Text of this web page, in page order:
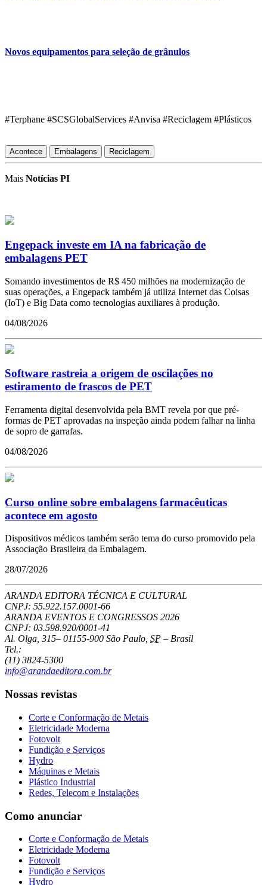
Novos equipamentos para seleção de grânulos
#Terphane #SCSGlobalServices #Anvisa #Reciclagem #Plásticos
Acontece Embalagens Reciclagem
Mais Notícias PI
Engepack investe em IA na fabricação de
embalagens PET
Somando investimentos de R$ 450 milhões na modernização de
suas operações, a Engepack também já utiliza Internet das Coisas
(IoT) e Big Data como tecnologias auxiliares à produção.
04/08/2026
Software rastreia a origem de oscilações no
estiramento de frascos de PET
Ferramenta digital desenvolvida pela BMT revela por que pré-
formas de PET aprovadas na inspeção ainda podem falhar na linha
de sopro de garrafas.
04/08/2026
Curso online sobre embalagens farmacêuticas
acontece em agosto
Dispositivos médicos também serão tema do curso promovido pela
Associação Brasileira da Embalagem.
28/07/2026
ARANDA EDITORA TÉCNICA E CULTURAL
CNPJ: 55.922.157.0001-66
ARANDA EVENTOS E CONGRESSOS 2026
CNPJ: 03.598.920/0001-41
Al. Olga, 315– 01155-900 São Paulo SP – Brasil
Tel.:
(11) 3824-5300
info@arandaeditora.com.br
Nossas revistas
Corte e Conformação de Metais
Eletricidade Moderna
Fotovolt
Fundição e Serviços
Hydro
Máquinas e Metais
Plástico Industrial
Redes, Telecom e Instalações
Como anunciar
Corte e Conformação de Metais
Eletricidade Moderna
Fotovolt
Fundição e Serviços
Hydro